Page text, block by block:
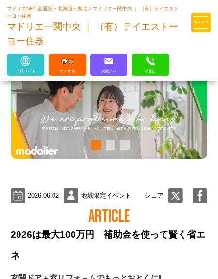
マドリエはLIXILの厳しい基準を
マドリエNET 全国版>北海道・東北>マドリエ一関中央 ｜ （有）テイエスト
ーヨー住器
マドリエ一関中央 ｜ （有）テイエストー
ヨー住器
自社サイト マド本舗 お問合せ お電話
2026.06.02 地域限定イベント シェア
ARTICLE
2026は最大100万円 補助金を使って賢く省エ
ネ